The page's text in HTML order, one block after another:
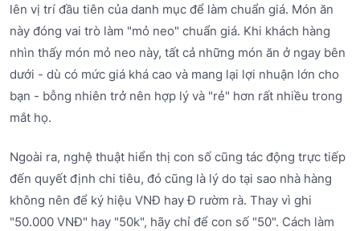
lên vị trí đầu tiên của danh mục để làm chuẩn giá. Món ăn
này đóng vai trò làm "mỏ neo" chuẩn giá. Khi khách hàng
nhìn thấy món mỏ neo này, tất cả những món ăn ở ngay bên
dưới - dù có mức giá khá cao và mang lại lợi nhuận lớn cho
bạn - bỗng nhiên trở nên hợp lý và "rẻ" hơn rất nhiều trong
mắt họ.
Ngoài ra, nghệ thuật hiển thị con số cũng tác động trực tiếp
đến quyết định chi tiêu, đó cũng là lý do tại sao nhà hàng
không nên để ký hiệu VNĐ hay Đ rườm rà. Thay vì ghi
"50.000 VNĐ" hay "50k", hãy chỉ để con số "50". Cách làm